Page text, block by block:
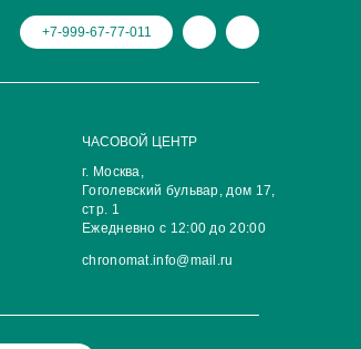
chronomat.info@mail.ru
г. Москва,
Гоголевский бульвар, дом 17,
стр. 1
Ежедневно с 12:00 до 20:00
ЧАСОВОЙ ЦЕНТР
+7-999-67-77-011